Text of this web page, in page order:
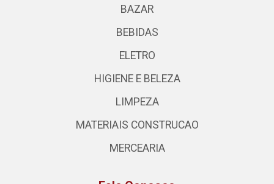
BAZAR
BEBIDAS
ELETRO
HIGIENE E BELEZA
LIMPEZA
MATERIAIS CONSTRUCAO
MERCEARIA